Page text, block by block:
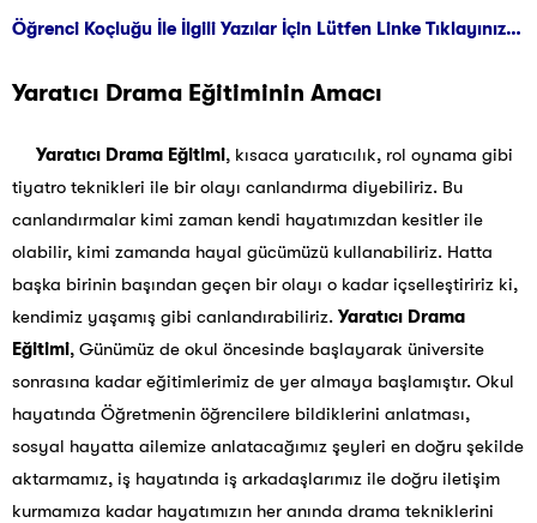
Öğrenci Koçluğu İle İlgili Yazılar İçin Lütfen Linke Tıklayınız…
Yaratıcı Drama Eğitiminin Amacı
Yaratıcı Drama Eğitimi, kısaca yaratıcılık, rol oynama gibi
tiyatro teknikleri ile bir olayı canlandırma diyebiliriz. Bu
canlandırmalar kimi zaman kendi hayatımızdan kesitler ile
olabilir, kimi zamanda hayal gücümüzü kullanabiliriz. Hatta
başka birinin başından geçen bir olayı o kadar içselleştiririz ki,
kendimiz yaşamış gibi canlandırabiliriz. Yaratıcı Drama
Eğitimi, Günümüz de okul öncesinde başlayarak üniversite
sonrasına kadar eğitimlerimiz de yer almaya başlamıştır. Okul
hayatında Öğretmenin öğrencilere bildiklerini anlatması,
sosyal hayatta ailemize anlatacağımız şeyleri en doğru şekilde
aktarmamız, iş hayatında iş arkadaşlarımız ile doğru iletişim
kurmamıza kadar hayatımızın her anında drama tekniklerini